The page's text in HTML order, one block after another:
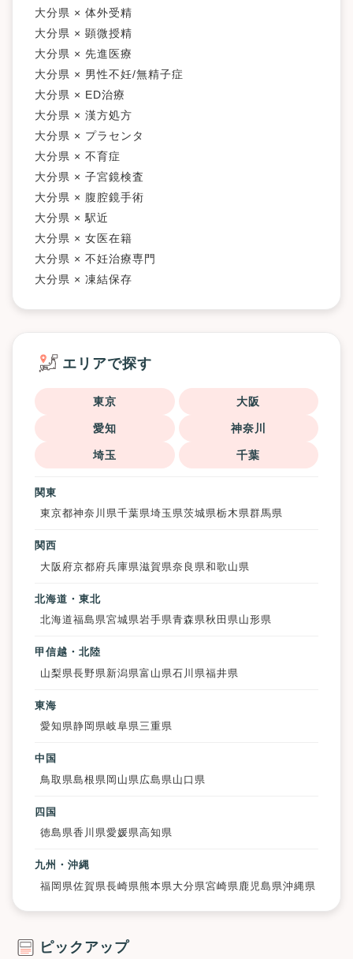
大分県 × 体外受精
大分県 × 顕微授精
大分県 × 先進医療
大分県 × 男性不妊/無精子症
大分県 × ED治療
大分県 × 漢方処方
大分県 × プラセンタ
大分県 × 不育症
大分県 × 子宮鏡検査
大分県 × 腹腔鏡手術
大分県 × 駅近
大分県 × 女医在籍
大分県 × 不妊治療専門
大分県 × 凍結保存
エリアで探す
東京 大阪
愛知 神奈川
埼玉 千葉
関東
東京都神奈川県千葉県埼玉県茨城県栃木県群馬県
関西
大阪府京都府兵庫県滋賀県奈良県和歌山県
北海道・東北
北海道福島県宮城県岩手県青森県秋田県山形県
甲信越・北陸
山梨県長野県 新潟県富山県石川県福井県
東海
愛知県静岡県岐阜県三重県
中国
鳥取県島根県 岡山県 広島県 山口県
四国
徳島県香川県愛媛県高知県
九州・沖縄
福岡県佐賀県長崎県 熊本県 大分県宮崎県 鹿児島県沖縄県
ピックアップ